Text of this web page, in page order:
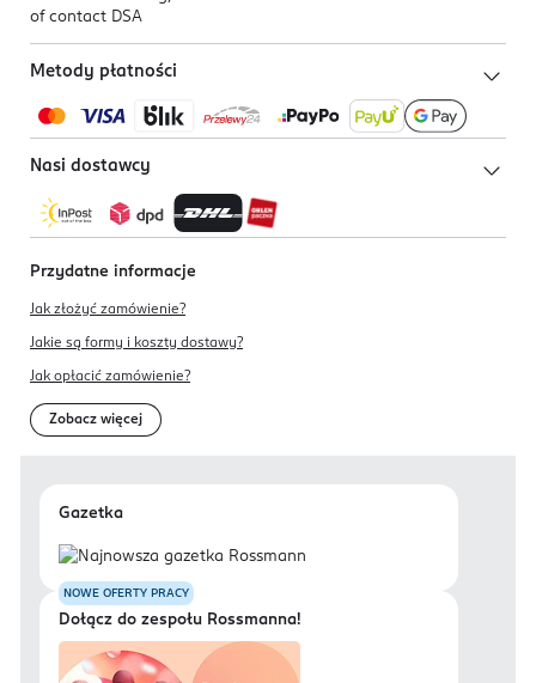
of contact DSA
Metody płatności
Nasi dostawcy
Przydatne informacje
Jak złożyć zamówienie?
Jakie są formy i koszty dostawy?
Jak opłacić zamówienie?
Zobacz więcej
Gazetka
NOWE OFERTY PRACY
Dołącz do zespołu Rossmanna!